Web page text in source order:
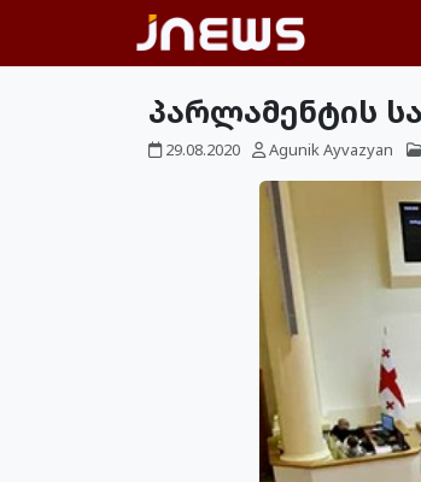
პარლამენტის
29.08.2020 Agunik Ayvazyan